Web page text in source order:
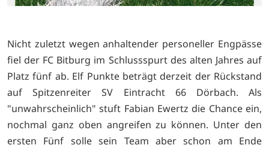
Nicht zuletzt wegen anhaltender personeller Engpässe
fiel der FC Bitburg im Schlussspurt des alten Jahres auf
Platz fünf ab. Elf Punkte beträgt derzeit der Rückstand
auf Spitzenreiter SV Eintracht 66 Dörbach. Als
"unwahrscheinlich" stuft Fabian Ewertz die Chance ein,
nochmal ganz oben angreifen zu können. Unter den
ersten Fünf solle sein Team aber schon am Ende